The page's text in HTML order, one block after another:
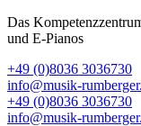
Das
und E-Pianos
+49 (0)8036 3036730
info@musik-
+49 (0)8036 3036730
info@musik-